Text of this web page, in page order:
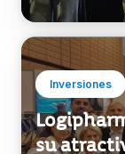
Costa
logístico